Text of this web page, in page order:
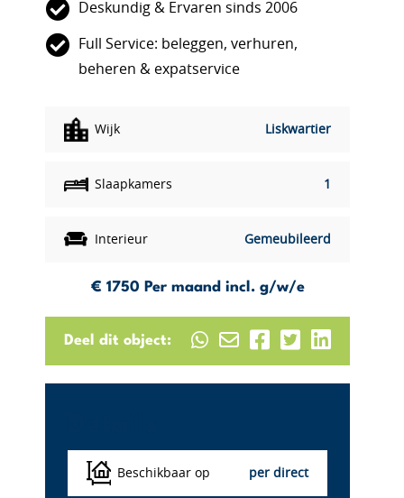
Deskundig & Ervaren sinds 2006
Full Service: beleggen, verhuren,
beheren & expatservice
Wijk Liskwartier
Slaapkamers 1
Interieur Gemeubileerd
€ 1750 Per maand incl. g/w/e
Deel dit object:
Beschikbaar op per direct